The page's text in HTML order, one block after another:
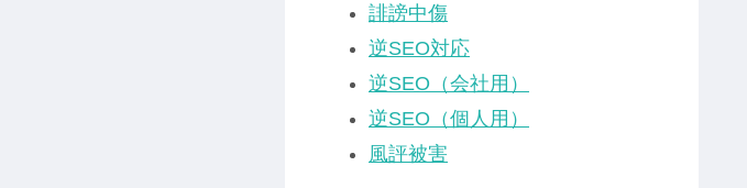
誹謗中傷
逆SEO対応
逆SEO（会社用）
逆SEO（個人用）
風評被害